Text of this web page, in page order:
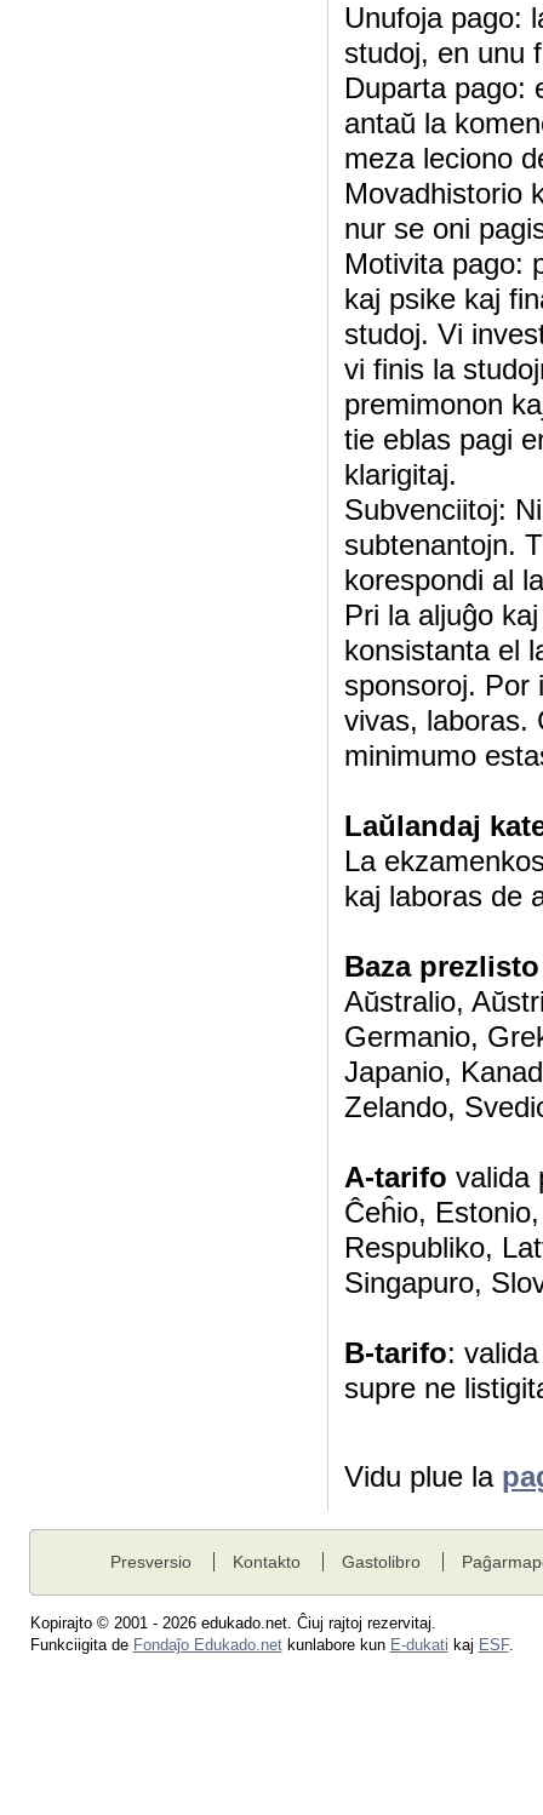
Unufoja pago:
studoj, en unu
Duparta pago:
antaŭ la
meza leciono
Movadhistorio
nur se oni
Motivita pago:
kaj psike kaj
studoj. Vi
vi finis la
premimonon
tie eblas pagi
klarigitaj.
Subvenciitoj:
subtenantojn.
korespondi al
Pri la aljuĝo
konsistanta el
sponsoroj. Por
vivas, laboras.
minimumo
Laŭlandaj
La
kaj laboras de
Baza prezlisto
Aŭstralio,
Germanio,
Japanio,
Zelando,
A-tarifo valida
Ĉeĥio,
Respubliko,
Singapuro,
B-tarifo:
supre ne
Vidu plue la
Presversio Kontakto Gastolibro
Kopirajto © 2001 - 2026 edukado.net. Ĉiuj rajtoj rezervitaj.
Funkciigita de Fondaĵo Edukado.netkunlabore kun E-dukati kaj ESF.